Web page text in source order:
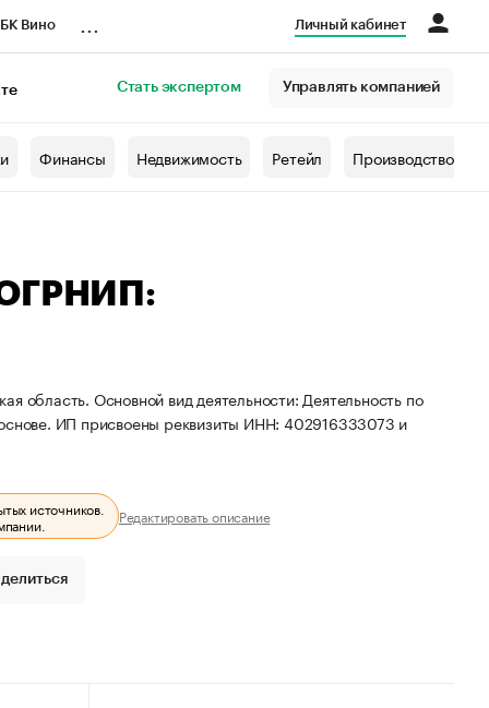
Вино Личный кабинет
Стать экспертом Управлять компанией
Финансы Недвижимость Ретейл Производство
ОГРНИП:
область. Основной вид деятельности: Деятельность по
ИП присвоены реквизиты ИНН: 402916333073 и
источников.
Редактировать описание